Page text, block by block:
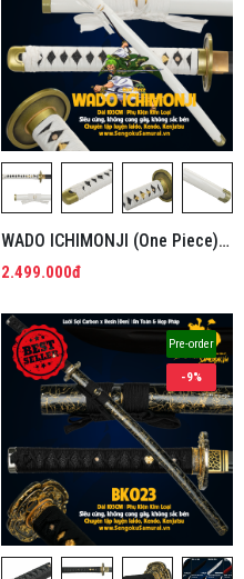
WADO ICHIMONJI (One Piece) |
Kiếm Nhật Phi Kim Tổng Hợp
2.499.000đ
Pre-order
-9%